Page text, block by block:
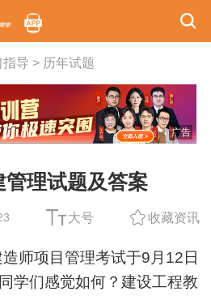
指导 > 历年试题
广告
理试题及答案
大号 收藏资讯
师项目管理考试于9月12日
学们感觉如何？建设工程教